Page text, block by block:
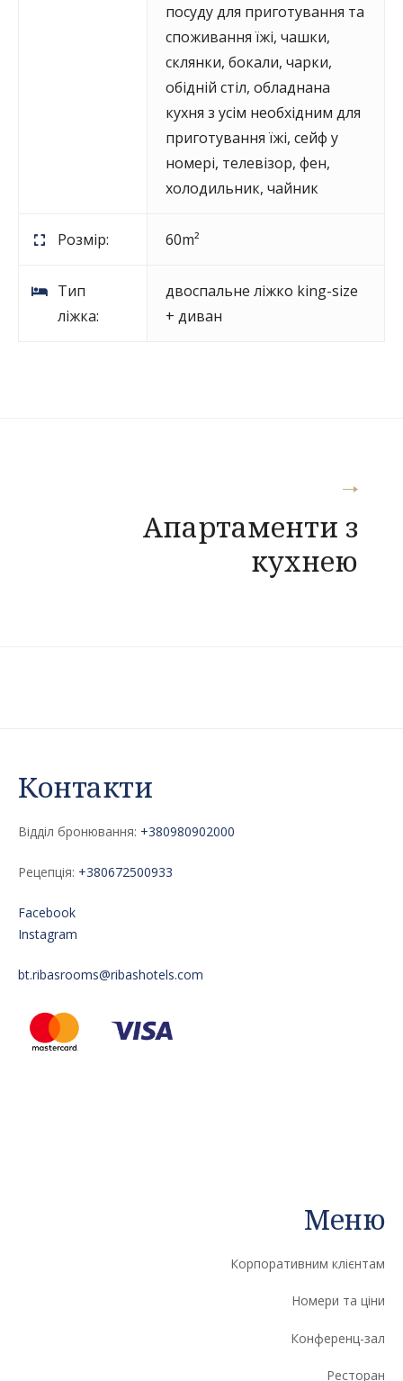
посуду для приготування та
споживання їжі, чашки,
склянки, бокали, чарки,
обідній стіл, обладнана
кухня з усім необхідним для
приготування їжі, сейф у
номері, телевізор, фен,
холодильник, чайник
Розмір: 60m²
Тип
ліжка:
двоспальне ліжко king-size
+ диван
записівАпартаменти з
кухнею
Контакти
Відділ бронювання: +380980902000
Рецепція: +380672500933
Facebook
Instagram
bt.ribasrooms@ribashotels.com
Меню
Корпоративним клієнтам
Номери та ціни
Конференц-зал
Ресторан